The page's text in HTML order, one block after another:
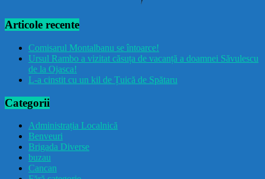
Articole recente
Comisarul Montalbanu se întoarce!
Ursul Rambo a vizitat căsuța de vacanță a doamnei Săvulescu
de la Ojasca!
L-a cinstit cu un kil de Țuică de Spătaru
Categorii
Administrația Localnică
Benveuri
Brigada Diverse
buzau
Cancan